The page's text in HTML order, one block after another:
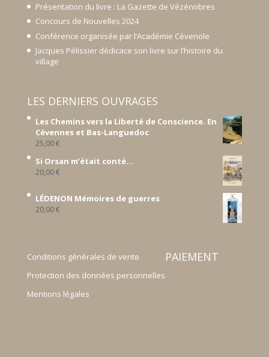
Présentation du livre : La Gazette de Vézénobres
Concours de Nouvelles 2024
Conférence organisée par l’Académie Cévenole
Jacques Pélissier dédicace son livre sur l’histoire du
village
LES DERNIERS OUVRAGES
Les Chemins vers la Liberté de Conscience. En
Cévennes et Bas-Languedoc
25,00€
Si Orsan m’était conté...
20,00€
LÉDENON Mémoires de guerres
20,00€
Conditions générales de vente
Protection des données personnelles
Mentions légales
PAIEMENT